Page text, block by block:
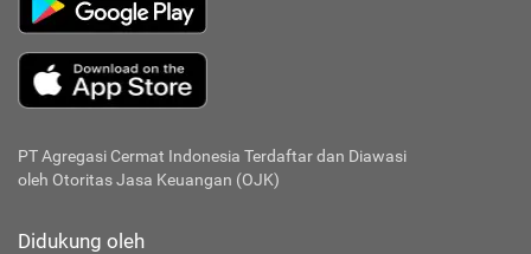
PT Agregasi Cermat Indonesia Terdaftar dan Diawasi
oleh Otoritas Jasa Keuangan (OJK)
Didukung oleh